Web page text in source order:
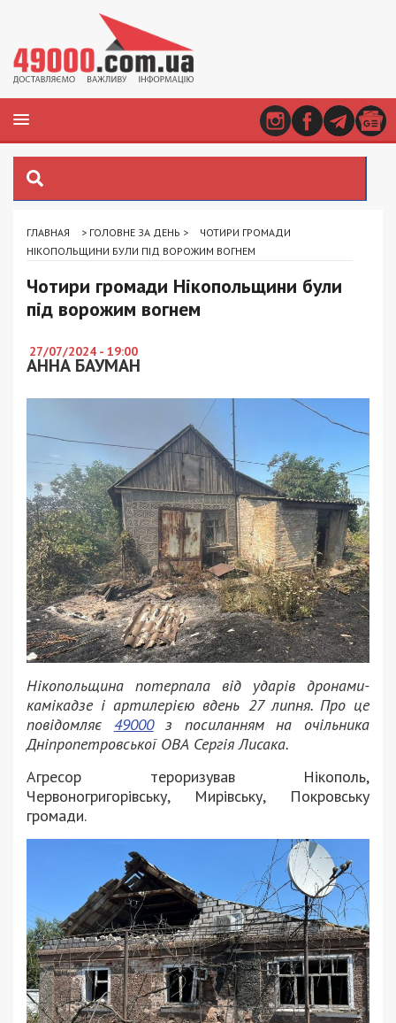
ГЛАВНАЯ > ГОЛОВНЕ ЗА ДЕНЬ >
ЧОТИРИ ГРОМАДИ
НІКОПОЛЬЩИНИ БУЛИ ПІД ВОРОЖИМ ВОГНЕМ
Чотири громади Нікопольщини були
під ворожим вогнем
27/07/2024 - 19:00
АННА БАУМАН
Нікопольщина потерпала від ударів дронами-
камікадзе і артилерією вдень 27 липня. Про це
повідомляє 49000з посиланням на очільника
Дніпропетровської ОВА Сергія Лисака.
Агресор тероризував Нікополь,
Червоногригорівську, Мирівську, Покровську
громади.